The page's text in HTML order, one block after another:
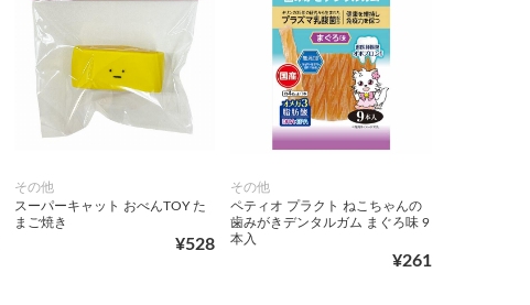
その他
スーパーキャット おべんTOY た
まご焼き
¥528
その他
ペティオ プラクト ねこちゃんの
歯みがきデンタルガム まぐろ味 9
本入
¥261